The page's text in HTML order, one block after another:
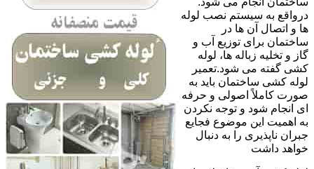
درواقع به سیستم نصب لوله
ها و اتصال آن ها در
ساختمان برای توزیع آب و
گاز و تخلیه زباله ها، لوله
کشی گفته می شود.تعمیر
لوله کشی ساختمان باید به
صورت کاملاً اصولی و حرفه
ای انجام شود و توجه نکردن
به اهمیت این موضوع فجایع
جبران ناپذیری را به دنبال
خواهد داشت